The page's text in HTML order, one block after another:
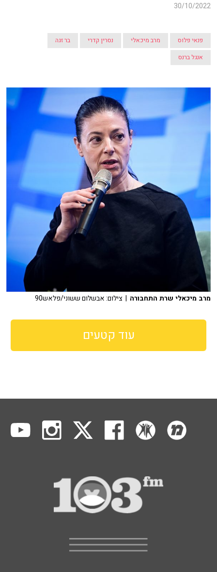
30/10/2022
פנאי פלוס מרב מיכאלי נסרין קדרי
בר זגה
אנגל ברנס
מרב מיכאלי שרת התחבורה | צילום: אבשלום ששוני/פלאש90
עוד קטעים